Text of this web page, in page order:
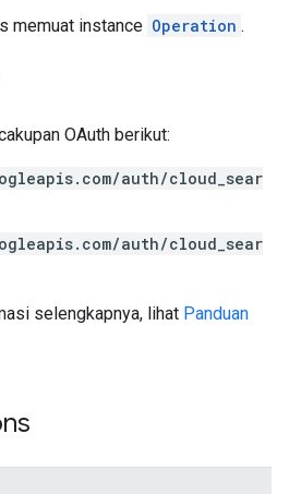
memuat instance Operation .
OAuth berikut:
auth/cloud_sear
auth/cloud_sear
selengkapnya, lihat Panduan